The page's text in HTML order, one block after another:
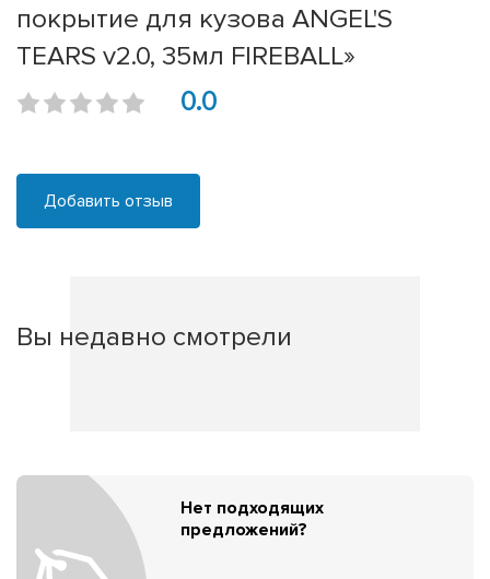
покрытие для кузова ANGEL'S
TEARS v2.0, 35мл FIREBALL»
0.0
Добавить отзыв
Вы недавно смотрели
Нет подходящих
предложений?